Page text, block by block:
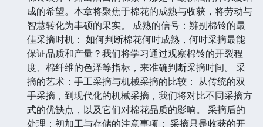
成的希望。本章将聚焦于棉花的成熟与收获，将劳动与
智慧转化为丰硕的果实。 成熟的信号：辨别棉铃的最
佳采摘时机： 如何判断棉花何时成熟，何时采摘最能
保证品质和产量？我们将学习通过观察棉铃的开裂程
度、棉纤维的色泽等指标，来准确判断采摘时间。 采
摘的艺术：手工采摘与机械采摘的比较： 从传统的双
手采摘，到现代化的机械采摘，我们将对比不同采摘方
式的优缺点，以及它们对棉花品质的影响。 采摘后的
处理：初加工与存储的注意事项： 采摘只是收获的开